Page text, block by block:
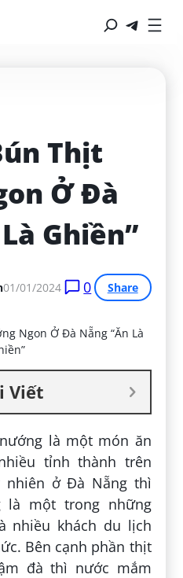
Thịt
Ở Đà
Ghiền”
01/01/2024 0 Share
Viết
là một món ăn
tỉnh thành trên
nhiên ở Đà Nẵng thì
là một trong những
nhiều khách du lịch
Bên cạnh phần thịt
đà thì nước mắm